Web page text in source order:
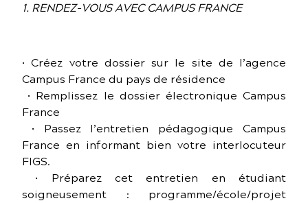
1. RENDEZ-VOUS AVEC CAMPUS FRANCE
• Créez votre dossier sur le site de l’agence
Campus France du pays de résidence
• Remplissez le dossier électronique Campus
France
• Passez l’entretien pédagogique Campus
France en informant bien votre interlocuteur
FIGS.
• Préparez cet entretien en étudiant
soigneusement : programme/école/projet